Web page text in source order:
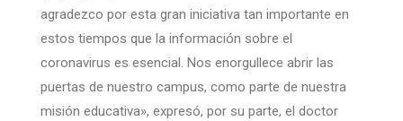
agradezco por esta gran iniciativa tan importante en
estos tiempos que la información sobre el
coronavirus es esencial. Nos enorgullece abrir las
puertas de nuestro campus, como parte de nuestra
misión educativa», expresó, por su parte, el doctor